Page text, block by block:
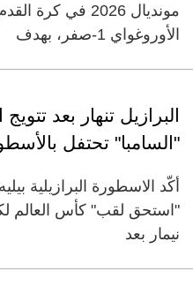
مونديال 2026 في
الأوروغواي 1-صفر، بهدف
البرازيل تنهار بعد
"السامبا" تحتفل
أكّد الاسطورة البرازيلية
"استحق لقب" كأس العالم
نيمار بعد